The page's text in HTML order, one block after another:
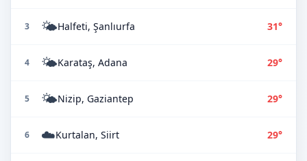
3 🌤️Halfeti, Şanlıurfa 31°
4 🌤️Karataş, Adana 29°
5 🌤️Nizip, Gaziantep 29°
6 ☁️Kurtalan, Siirt 29°